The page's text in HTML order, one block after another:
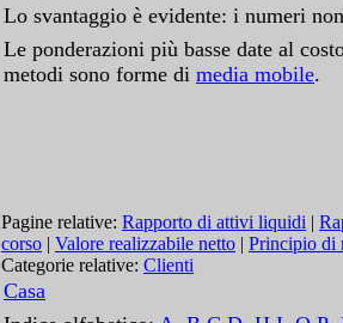
Lo svantaggio è evidente: i numeri
Le ponderazioni più basse date al
metodi sono forme di media mobile.
Pagine relative: Rapporto di attivi liquidi |
corso | Valore realizzabile netto | Principio di
Categorie relative: Clienti
Casa